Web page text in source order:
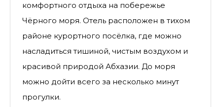
комфортного отдыха на побережье
Чёрного моря. Отель расположен в тихом
районе курортного посёлка, где можно
насладиться тишиной, чистым воздухом и
красивой природой Абхазии. До моря
можно дойти всего за несколько минут
прогулки.